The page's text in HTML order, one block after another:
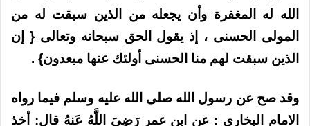
الله له المغفرة وأن يجعله من الذين سبقت له من
المولى الحسنى ، إذ يقول الحق سبحانه وتعالى { إن
الذين سبقت لهم منا الحسنى أولئك عنها مبعدون} .
وقد صح عن رسول الله صلى الله عليه وسلم فيما رواه
الامام البخاري : عن ابن عمر رَضِيَ اللَّهُ عَنهُ قال: أخذ